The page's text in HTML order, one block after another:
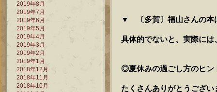
2019年8月
2019年7月
2019年6月
2019年5月
2019年4月
2019年3月
2019年2月
2019年1月
2018年12月
2018年11月
2018年10月
▼ 〔多賀〕福山さんの本
具体的でないと、実際に
◎夏休みの過ごし方のヒン
たくさんありがとうござい